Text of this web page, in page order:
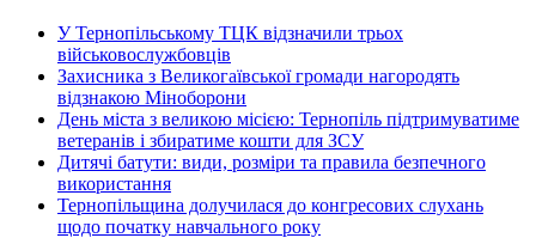
У Тернопільському ТЦК відзначили трьох
військовослужбовців
Захисника з Великогаївської громади нагородять
відзнакою Міноборони
День міста з великою місією: Тернопіль підтримуватиме
ветеранів і збиратиме кошти для ЗСУ
Дитячі батути: види, розміри та правила безпечного
використання
Тернопільщина долучилася до конгресових слухань
щодо початку навчального року